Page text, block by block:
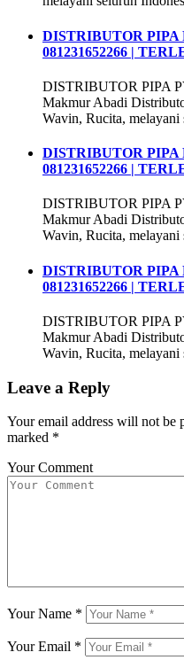
DISTRIBUTOR PIPA
081231652266 |
DISTRIBUTOR PIPA
Makmur Abadi
Wavin, Rucita, melayani
DISTRIBUTOR PIPA
081231652266 |
DISTRIBUTOR PIPA
Makmur Abadi
Wavin, Rucita, melayani
DISTRIBUTOR
081231652266 |
DISTRIBUTOR PIPA
Makmur Abadi
Wavin, Rucita, melayani
Leave a Reply
Your email address will not be
marked *
Your Comment
Your Name *
Your Email *